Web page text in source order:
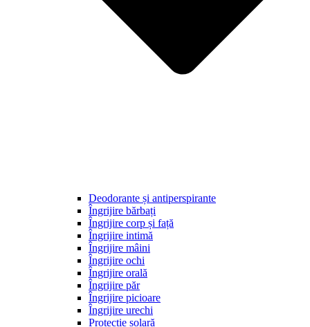
Deodorante și antiperspirante
Îngrijire bărbați
Îngrijire corp și față
Îngrijire intimă
Îngrijire mâini
Îngrijire ochi
Îngrijire orală
Îngrijire păr
Îngrijire picioare
Îngrijire urechi
Protecție solară